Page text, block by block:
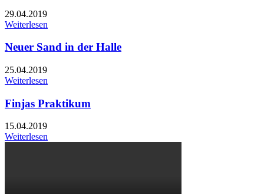
29.04.2019
Weiterlesen
Neuer Sand in der Halle
25.04.2019
Weiterlesen
Finjas Praktikum
15.04.2019
Weiterlesen